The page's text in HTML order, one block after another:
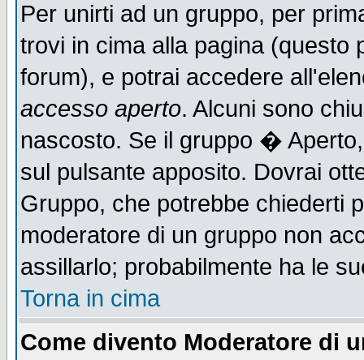
Per unirti ad un gruppo, per
trovi in cima alla pagina
forum), e potrai accedere
accesso aperto. Alcuni sono
nascosto. Se il gruppo �
sul pulsante apposito. Dovrai
Gruppo, che potrebbe chiederti
moderatore di un gruppo non
assillarlo; probabilmente ha le
Torna in cima
Come divento Moderatore di